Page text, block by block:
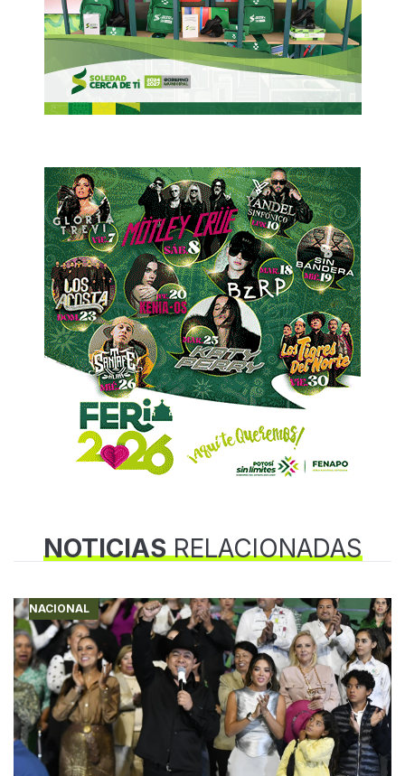
NOTICIASRELACIONADAS
NACIONAL